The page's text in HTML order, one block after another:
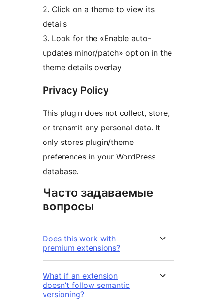
2. Click on a theme to view its
details
3. Look for the «Enable auto-
updates minor/patch» option in the
theme details overlay
Privacy Policy
This plugin does not collect, store,
or transmit any personal data. It
only stores plugin/theme
preferences in your WordPress
database.
Часто задаваемые
вопросы
Does this work with
premium extensions?
What if an extension
doesn’t follow semantic
versioning?